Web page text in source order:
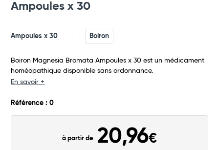
Total
Ampoules x 30
Ampoules x 30 Boiron
Boiron Magnesia Bromata Ampoules x 30 est un médicament
homéopathique disponible sans ordonnance.
En savoir +
Référence : 0
à partir de 20,96€